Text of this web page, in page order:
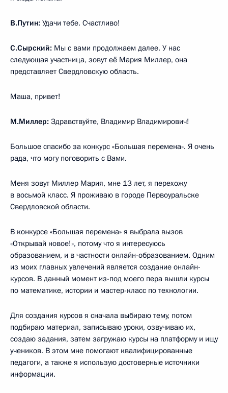
В.Путин: Удачи тебе. Счастливо!
С.Сырский: Мы с вами продолжаем далее. У нас
следующая участница, зовут её Мария Миллер, она
представляет Свердловскую область.
Маша, привет!
М.Миллер: Здравствуйте, Владимир Владимирович!
Большое спасибо за конкурс «Большая перемена». Я очень
рада, что могу поговорить с Вами.
Меня зовут Миллер Мария, мне 13 лет, я перехожу
в восьмой класс. Я проживаю в городе Первоуральске
Свердловской области.
В конкурсе «Большая перемена» я выбрала вызов
«Открывай новое!», потому что я интересуюсь
образованием, и в частности онлайн-образованием. Одним
из моих главных увлечений является создание онлайн-
курсов. В данный момент из-под моего пера вышли курсы
по математике, истории и мастер-класс по технологии.
Для создания курсов я сначала выбираю тему, потом
подбираю материал, записываю уроки, озвучиваю их,
создаю задания, затем загружаю курсы на платформу и ищу
учеников. В этом мне помогают квалифицированные
педагоги, а также я использую достоверные источники
информации.